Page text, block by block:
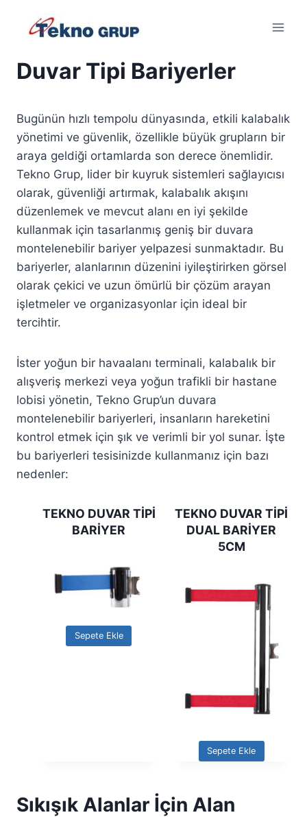
Duvar Tipi Bariyerler
Bugünün hızlı tempolu dünyasında, etkili kalabalık
yönetimi ve güvenlik, özellikle büyük grupların bir
araya geldiği ortamlarda son derece önemlidir.
Tekno Grup, lider bir kuyruk sistemleri sağlayıcısı
olarak, güvenliği artırmak, kalabalık akışını
düzenlemek ve mevcut alanı en iyi şekilde
kullanmak için tasarlanmış geniş bir duvara
montelenebilir bariyer yelpazesi sunmaktadır. Bu
bariyerler, alanlarının düzenini iyileştirirken görsel
olarak çekici ve uzun ömürlü bir çözüm arayan
işletmeler ve organizasyonlar için ideal bir
tercihtir.
İster yoğun bir havaalanı terminali, kalabalık bir
alışveriş merkezi veya yoğun trafikli bir hastane
lobisi yönetin, Tekno Grup’un duvara
montelenebilir bariyerleri, insanların hareketini
kontrol etmek için şık ve verimli bir yol sunar. İşte
bu bariyerleri tesisinizde kullanmanız için bazı
nedenler:
TEKNO DUVAR TİPİ
BARİYER
Sepete Ekle
TEKNO DUVAR TİPİ
DUAL BARİYER
5CM
Sepete Ekle
Sıkışık Alanlar İçin Alan